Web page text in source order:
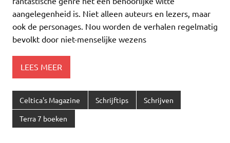
aangelegenheid is. Niet alleen auteurs en lezers, maar
ook de personages. Nou worden de verhalen regelmatig
bevolkt door niet-menselijke wezens
LEES MEER
Celtica's Magazine Schrijftips Schrijven
Terra 7 boeken